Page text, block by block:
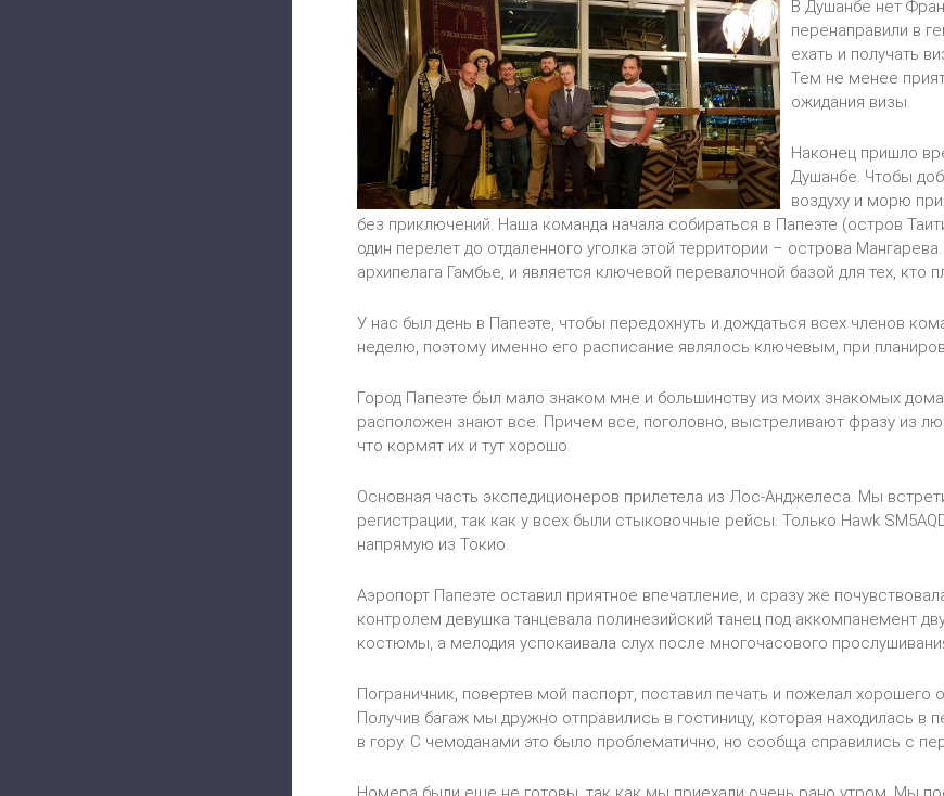
В Душанбе нет
перенаправили в
ехать и получать
Тем не менее
ожидания визы.
Наконец пришло
Душанбе. Чтобы
воздуху и морю
без приключений. Наша команда начала собираться в Папеэте (остров
один перелет до отдаленного уголка этой территории – острова
архипелага Гамбье, и является ключевой перевалочной базой для тех, кто
У нас был день в Папеэте, чтобы передохнуть и дождаться всех членов
неделю, поэтому именно его расписание являлось ключевым, при
Город Папеэте был мало знаком мне и большинству из моих знакомых
расположен знают все. Причем все, поголовно, выстреливают фразу из
что кормят их и тут хорошо.
Основная часть экспедиционеров прилетела из Лос-Анджелеса. Мы
регистрации, так как у всех были стыковочные рейсы. Только Hawk
напрямую из Токио.
Аэропорт Папеэте оставил приятное впечатление, и сразу же
контролем девушка танцевала полинезийский танец под аккомпанемент
костюмы, а мелодия успокаивала слух после многочасового
Пограничник, повертев мой паспорт, поставил печать и пожелал
Получив багаж мы дружно отправились в гостиницу, которая находилась
в гору. С чемоданами это было проблематично, но сообща справились с